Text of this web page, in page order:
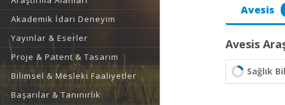
Akademik İdari Deneyim
Yayınlar & Eserler
Proje & Patent & Tasarım
Bilimsel & Mesleki Faaliyetler
Başarılar & Tanınırlık
Avesis
Avesis
Sağlık